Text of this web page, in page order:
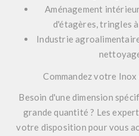
Aménagement
d'étagères, tringles
Industrie
Commandez votre
Besoin d'une dimension
grande quantité ? Les
votre disposition pour vous